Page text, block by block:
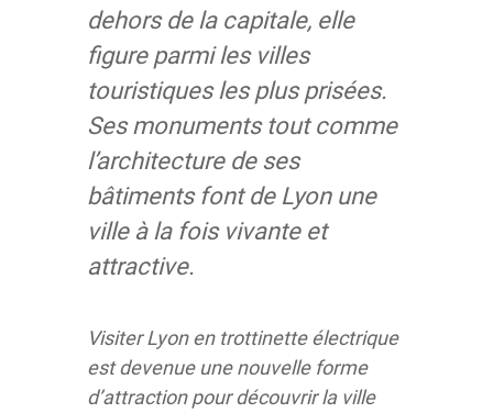
dehors de la capitale, elle
figure parmi les villes
touristiques les plus prisées.
Ses monuments tout comme
l’architecture de ses
bâtiments font de Lyon une
ville à la fois vivante et
attractive.
Visiter Lyon en trottinette électrique
est devenue une nouvelle forme
d’attraction pour découvrir la ville